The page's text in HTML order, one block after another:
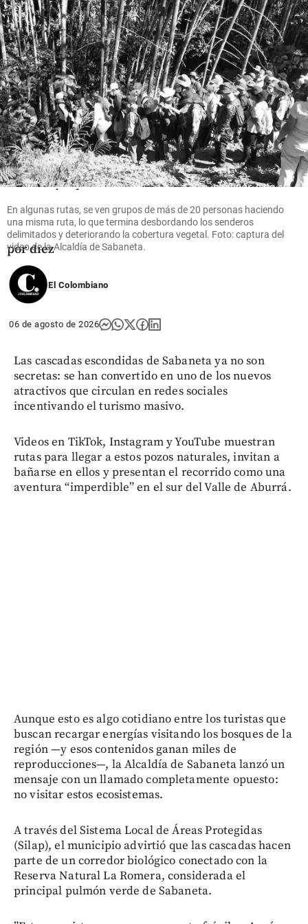
share
Tecnología
Nequi revela
su estrategia
con IA: 80%
de atención
automatizada
y cartera de
crédito
multiplicada
por diez
share
En algunas rutas, se ven grupos de más de 20 personas haciendo
una misma ruta, lo que termina desbordando los senderos
delimitados y deteriorando la cobertura vegetal. Foto: captura del
video de la Alcaldía de Sabaneta.
El Colombiano
06 de agosto de 2026
Las cascadas escondidas de Sabaneta ya no son
secretas: se han convertido en uno de los nuevos
atractivos que circulan en redes sociales
incentivando el turismo masivo.
Videos en TikTok, Instagram y YouTube muestran
rutas para llegar a estos pozos naturales, invitan a
bañarse en ellos y presentan el recorrido como una
aventura “imperdible” en el sur del Valle de Aburrá.
Aunque esto es algo cotidiano entre los turistas que
buscan recargar energías visitando los bosques de la
región —y esos contenidos ganan miles de
reproducciones—, la Alcaldía de Sabaneta lanzó un
mensaje con un llamado completamente opuesto:
no visitar estos ecosistemas.
A través del Sistema Local de Áreas Protegidas
(Silap), el municipio advirtió que las cascadas hacen
parte de un corredor biológico conectado con la
Reserva Natural La Romera, considerada el
principal pulmón verde de Sabaneta.